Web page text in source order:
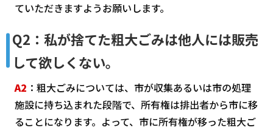
ていただきますようお願いします。
Q2：私が捨てた粗大ごみは他人には販売
して欲しくない。
A2 ：粗大ごみについては、市が収集あるいは市の処理
施設に持ち込まれた段階で、所有権は排出者から市に移
ることになります。よって、市に所有権が移った粗大ご